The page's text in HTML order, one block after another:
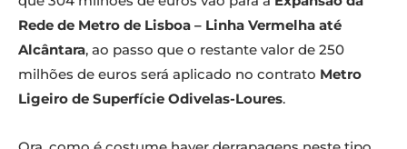
Rede de Metro de Lisboa – Linha Vermelha até
Alcântara, ao passo que o restante valor de 250
milhões de euros será aplicado no contrato Metro
Ligeiro de Superfície Odivelas-Loures.